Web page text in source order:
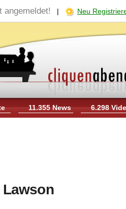
angemeldet! | Neu
11.355 News 6.298